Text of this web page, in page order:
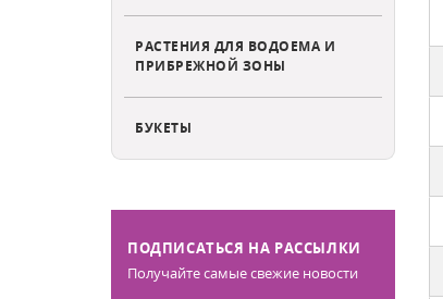
РАСТЕНИЯ ДЛЯ ВОДОЕМА И
ПРИБРЕЖНОЙ ЗОНЫ
БУКЕТЫ
ПОДПИСАТЬСЯ НА РАССЫЛКИ
Получайте самые свежие новости